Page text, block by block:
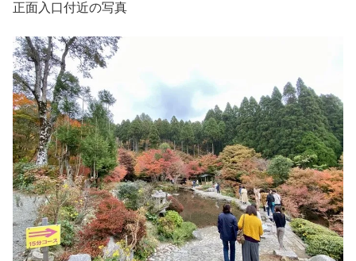
正面入口付近の写真